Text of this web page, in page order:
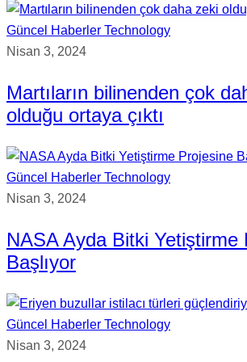
Güncel Haberler Technology
Nisan 3, 2024
Martıların bilinenden çok
olduğu ortaya çıktı
Güncel Haberler Technology
Nisan 3, 2024
NASA Ayda Bitki Yetiştirme
Başlıyor
Güncel Haberler Technology
Nisan 3, 2024